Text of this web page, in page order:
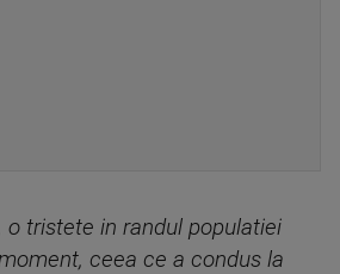
o tristete in randul populatiei
ceea ce a condus la